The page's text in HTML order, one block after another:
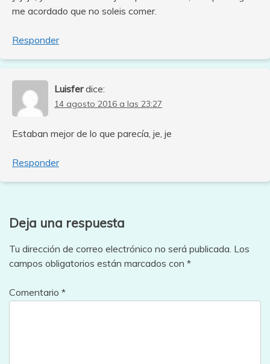
me acordado que no soleis comer.
Responder
Luisfer dice:
14 agosto 2016 a las 23:27
Estaban mejor de lo que parecía, je, je
Responder
Deja una respuesta
Tu dirección de correo electrónico no será publicada. Los
campos obligatorios están marcados con *
Comentario *